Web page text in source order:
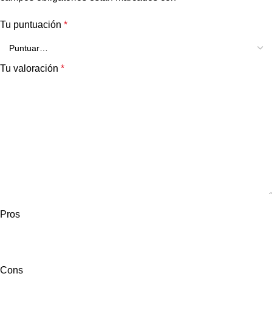
Tu puntuación *
Tu valoración *
Pros
Cons